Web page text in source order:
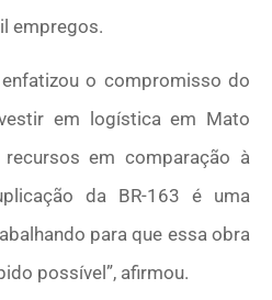
empregos.
o compromisso do
em logística em Mato
em comparação à
da BR-163 é uma
para que essa obra
possível”, afirmou.